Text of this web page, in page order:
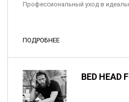
Профессиональный уход в
ПОДРОБНЕЕ
BED HEAD